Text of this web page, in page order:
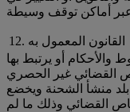
12. القانون المعمول به
أو يرتبط بها
القضائي غير الحصري
منشأ الشحنة ويخضع
القضائي وذلك ما لم